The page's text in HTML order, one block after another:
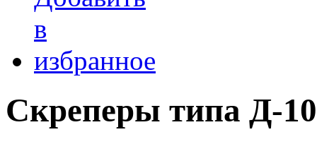
Скреперы типа Д-